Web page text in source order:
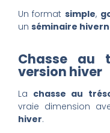
Un formatsimple,
un séminaire
Chasse au
version hiver
La chasse au
vraie dimension
hiver.